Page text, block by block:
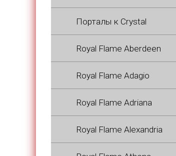
Порталы к Crystal
Royal Flame Aberdeen
Royal Flame Adagio
Royal Flame Adriana
Royal Flame Alexandria